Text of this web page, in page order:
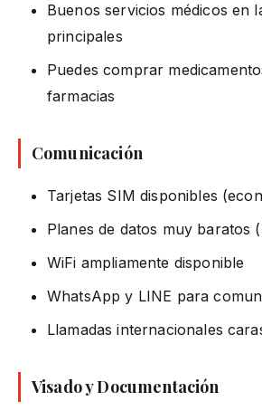
Buenos servicios médicos en
principales
Puedes comprar
farmacias
Comunicación
Tarjetas SIM disponibles
Planes de datos muy baratos
WiFi ampliamente disponible
WhatsApp y LINE para
Llamadas internacionales
Visado y Documentación